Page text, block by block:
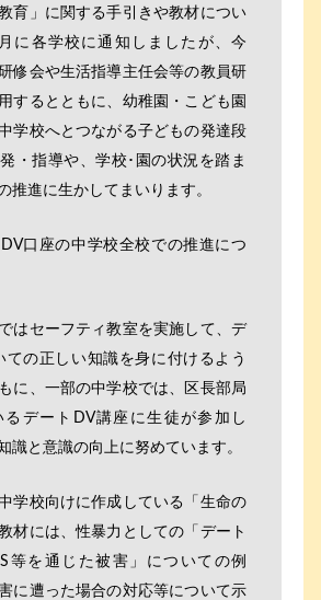
育」に関する手引きや教材につい
に各学校に通知しましたが、今
修会や生活指導主任会等の教員研
するとともに、幼稚園・こども園
学校へとつながる子どもの発達段
・指導や、学校･園の状況を踏ま
推進に生かしてまいります。
口座の中学校全校での推進につ
はセーフティ教室を実施して、デ
ての正しい知識を身に付けるよう
に、一部の中学校では、区長部局
デートDV講座に生徒が参加し
識と意識の向上に努めています。
学校向けに作成している「生命の
材には、性暴力としての「デート
等を通じた被害」についての例
に遭った場合の対応等について示